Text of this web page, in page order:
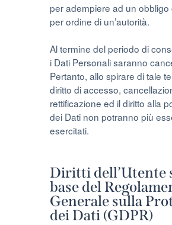
per adempiere ad un obbligo
per ordine di un’autorità.
Al termine del periodo di
i Dati Personali saranno
Pertanto, allo spirare di tale
diritto di accesso,
rettificazione ed il diritto alla
dei Dati non potranno più
esercitati.
Diritti dell’Utente
base del
Generale sulla
dei Dati (GDPR)